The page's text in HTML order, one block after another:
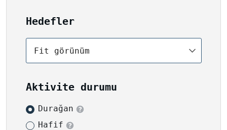
Hedefler
Fit görünüm
Aktivite durumu
Durağan
Hafif